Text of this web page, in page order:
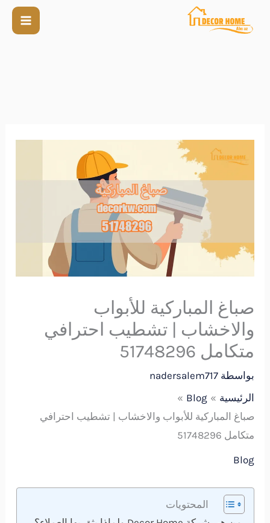
صباغ المباركية للأبواب
والاخشاب | تشطيب احترافي
متكامل 51748296
بواسطة nadersalem717
الرئيسية
Blog
صباغ المباركية للأبواب والاخشاب | تشطيب احترافي
متكامل 51748296
Blog
المحتويات